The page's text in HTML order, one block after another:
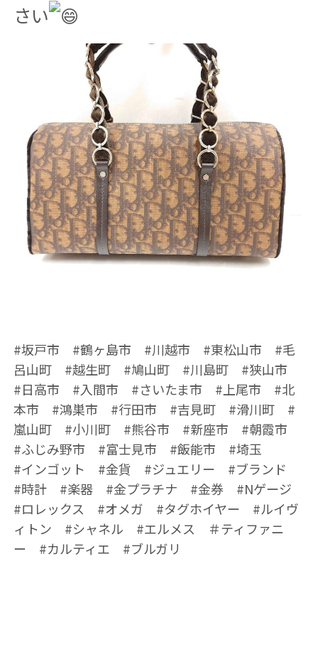
さい
#坂戸市 #鶴ヶ島市 #川越市 #東松山市 #毛
呂山町 #越生町 #鳩山町 #川島町 #狭山市
#日高市 #入間市 #さいたま市 #上尾市 #北
本市 #鴻巣市 #行田市 #吉見町 #滑川町 #
嵐山町 #小川町 #熊谷市 #新座市 #朝霞市
#ふじみ野市 #富士見市 #飯能市 #埼玉
#インゴット #金貨 #ジュエリー #ブランド
#時計 #楽器 #金プラチナ #金券 #Nゲージ
#ロレックス #オメガ #タグホイヤー #ルイヴ
ィトン #シャネル #エルメス ＃ティファニ
ー #カルティエ #ブルガリ